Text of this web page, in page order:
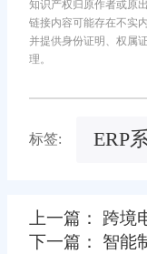
知识产权归原作者或原
链接内容可能存在不实
并提供身份证明、权属
理。
标签: ERP
上一篇： 跨境
下一篇： 智能